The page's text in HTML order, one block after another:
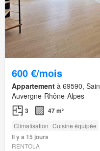
600 €/mois
Appartement à 69590,
Auvergne-Rhône-Alpes
3 47 m²
Climatisation Cuisine équipée
Il y a 15 jours
RENTOLA